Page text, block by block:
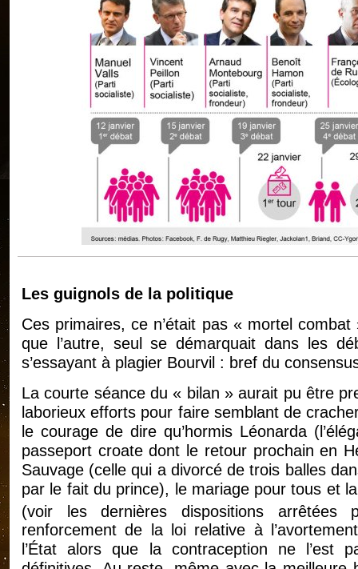
Les guignols de la politique
Ces primaires, ce n’était pas « mortel
que l’autre, seul se démarquait dans les
s’essayant à plagier Bourvil : bref du
La courte séance du « bilan » aurait pu être
laborieux efforts pour faire semblant de
le courage de dire qu’hormis Léonarda
passeport croate dont le retour prochain en
Sauvage (celle qui a divorcé de trois balles
par le fait du prince), le mariage pour tous et
(voir les dernières dispositions arrêtées
renforcement de la loi relative à
l’État alors que la contraception ne